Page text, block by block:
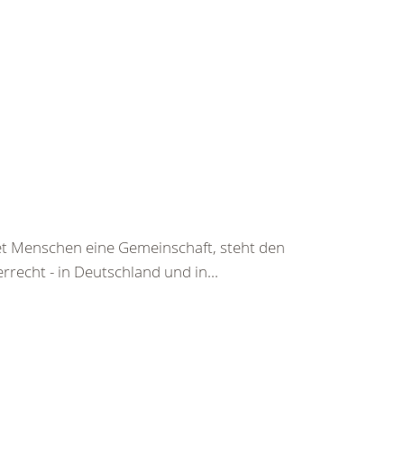
eine Gemeinschaft, steht den
- in Deutschland und in...